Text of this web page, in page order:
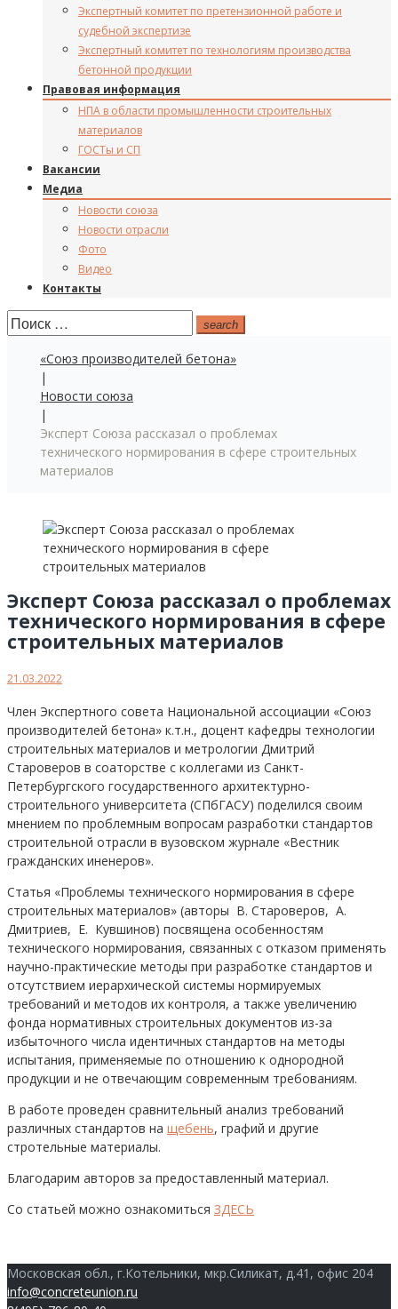
Экспертный комитет по претензионной работе и
судебной экспертизе
Экспертный комитет по технологиям производства
бетонной продукции
Правовая информация
НПА в области промышленности строительных
материалов
ГОСТы и СП
Вакансии
Медиа
Новости союза
Новости отрасли
Фото
Видео
Контакты
Поиск: search
«Союз производителей бетона»
|
Новости союза
|
Эксперт Союза рассказал о проблемах
технического нормирования в сфере строительных
материалов
Эксперт Союза рассказал о проблемах
технического нормирования в сфере
строительных материалов
21.03.2022
Член Экспертного совета Национальной ассоциации «Союз
производителей бетона» к.т.н., доцент кафедры технологии
строительных материалов и метрологии Дмитрий
Староверов в соаторстве с коллегами из Санкт-
Петербургского государственного архитектурно-
строительного университета (СПбГАСУ) поделился своим
мнением по проблемным вопросам разработки стандартов
строительной отрасли в вузовском журнале «Вестник
гражданских иненеров».
Статья «Проблемы технического нормирования в сфере
строительных материалов» (авторы В. Староверов, А.
Дмитриев, Е. Кувшинов) посвящена особенностям
технического нормирования, связанных с отказом применять
научно-практические методы при разработке стандартов и
отсутствием иерархической системы нормируемых
требований и методов их контроля, а также увеличению
фонда нормативных строительных документов из-за
избыточного числа идентичных стандартов на методы
испытания, применяемые по отношению к однородной
продукции и не отвечающим современным требованиям.
В работе проведен сравнительный анализ требований
различных стандартов на щебень, графий и другие
стротельные материалы.
Благодарим авторов за предоставленный материал.
Со статьей можно ознакомиться ЗДЕСЬ
Московская обл., г.Котельники, мкр.Силикат, д.41, офис 204
info@concreteunion.ru